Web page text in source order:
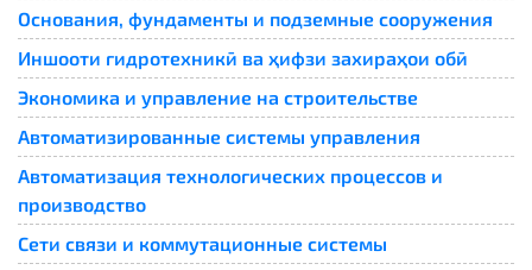
Основания, фундаменты и подземные сооружения
Иншооти гидротехникӣ ва ҳифзи захираҳои обӣ
Экономика и управление на строительстве
Автоматизированные системы управления
Автоматизация технологических процессов и
производство
Сети связи и коммутационные системы